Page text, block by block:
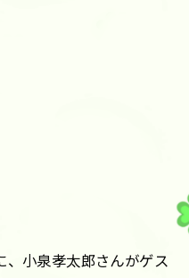
、小泉孝太郎さんがゲス